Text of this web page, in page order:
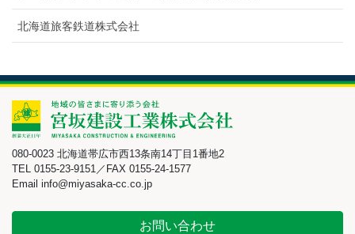
北海道旅客鉄道株式会社
080-0023 北海道帯広市西13条南14丁目1番地2
TEL 0155-23-9151／FAX 0155-24-1577
Email info@miyasaka-cc.co.jp
お問い合わせ